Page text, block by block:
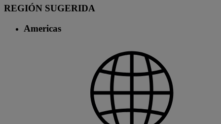
REGIÓN SUGERIDA
Americas